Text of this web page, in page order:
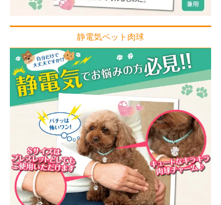
静電気ペット肉球